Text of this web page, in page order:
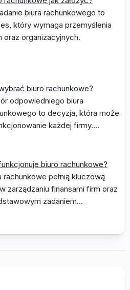
biura rachunkowego to
który wymaga przemyślenia
organizacyjnych.
biuro rachunkowe?
odpowiedniego biura
to decyzja, która może
każdej firmy.…
biuro rachunkowe?
rachunkowe pełnią kluczową
zarządzaniu finansami firm oraz
zadaniem…